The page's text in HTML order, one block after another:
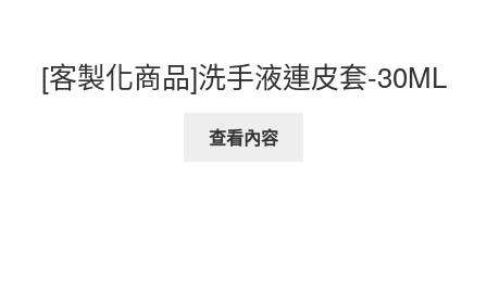
[客製化商品]洗手液連皮套-30ML
查看內容